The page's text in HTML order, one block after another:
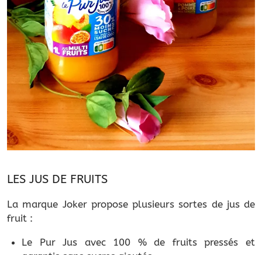
LES JUS DE FRUITS
La marque Joker propose plusieurs sortes de jus de
fruit :
Le Pur Jus avec 100 % de fruits pressés et